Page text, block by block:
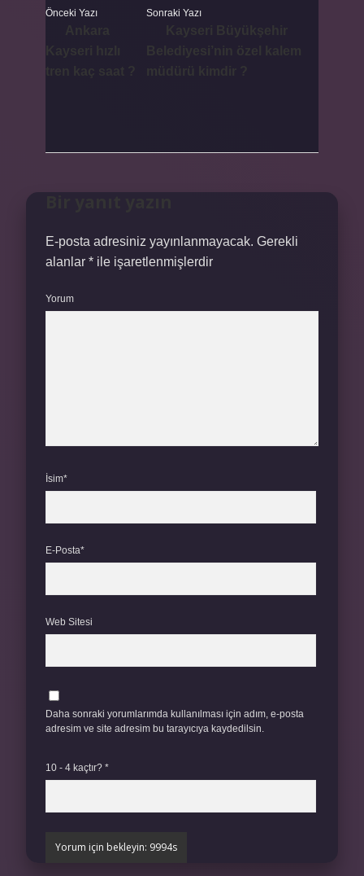
Önceki Yazı Sonraki Yazı
E-posta adresiniz yayınlanmayacak. Gerekli
alanlar * ile işaretlenmişlerdir
Yorum
İsim*
E-Posta*
Web Sitesi
Daha sonraki yorumlarımda kullanılması için adım, e-posta
adresim ve site adresim bu tarayıcıya kaydedilsin.
10 - 4 kaçtır? *